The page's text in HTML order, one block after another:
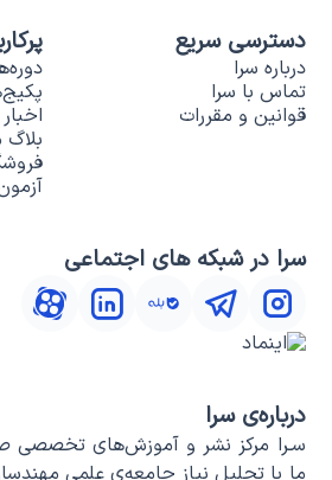
دسترسی سریع
درباره سرا
تماس با سرا
قوانین و مقررات
سرا در شبکه های اجتماعی
درباره‌ی سرا
سـرا مرکز نشر و آموزش‌های